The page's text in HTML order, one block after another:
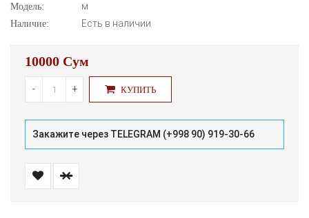
Модель: м
Наличие: Есть в наличии
10000 Сум
- + КУПИТЬ
Закажите через TELEGRAM (+998 90) 919-30-66